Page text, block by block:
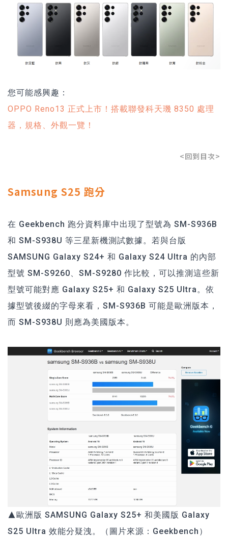
您可能感興趣：
OPPO Reno13 正式上市！搭載聯發科天璣 8350 處理
器，規格、外觀一覽！
<回到目次>
Samsung S25 跑分
在 Geekbench 跑分資料庫中出現了型號為 SM-S936B
和 SM-S938U 等三星新機測試數據。若與台版
SAMSUNG Galaxy S24+ 和 Galaxy S24 Ultra 的內部
型號 SM-S9260、SM-S9280 作比較，可以推測這些新
型號可能對應 Galaxy S25+ 和 Galaxy S25 Ultra。依
據型號後綴的字母來看，SM-S936B 可能是歐洲版本，
而 SM-S938U 則應為美國版本。
▲歐洲版 SAMSUNG Galaxy S25+ 和美國版 Galaxy
S25 Ultra 效能分疑洩。（圖片來源： Geekbench ）